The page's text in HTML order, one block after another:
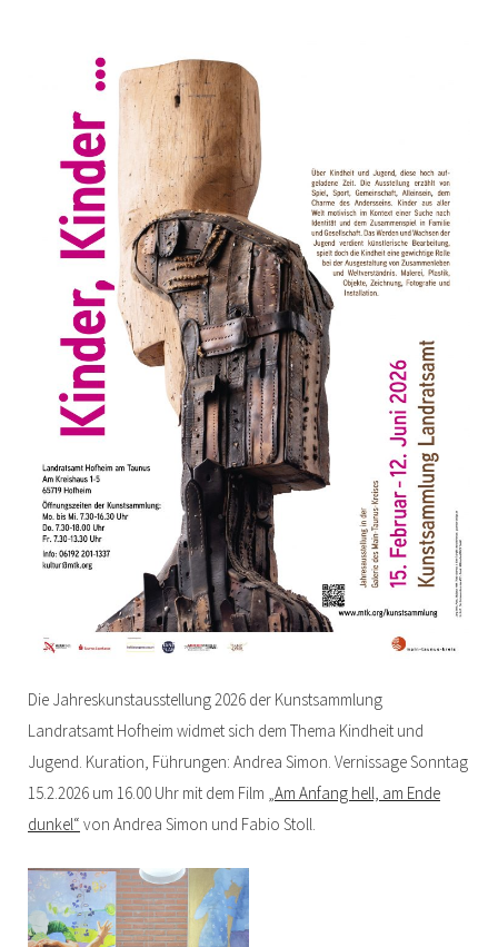
Die Jahreskunstausstellung 2026 der Kunstsammlung
Landratsamt Hofheim widmet sich dem Thema Kindheit und
Jugend. Kuration, Führungen: Andrea Simon. Vernissage Sonntag
15.2.2026 um 16.00 Uhr mit dem Film „Am Anfang hell, am Ende
dunkel“ von Andrea Simon und Fabio Stoll.